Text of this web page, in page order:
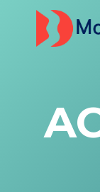
contenuto